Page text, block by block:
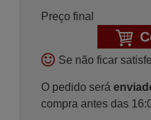
Preço final
Se não ficar
O pedido será
compra antes das